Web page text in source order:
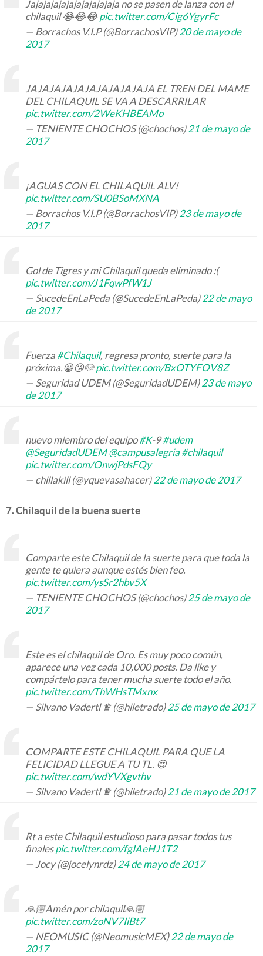
Jajajajajajajajajajajaja no se pasen de lanza con el
chilaquil 😂😂😂 pic.twitter.com/Cig6YgyrFc
— Borrachos V.I.P (@BorrachosVIP)20 de mayo de
2017
JAJAJAJAJAJAJAJAJAJAJA EL TREN DEL MAME
DEL CHILAQUIL SE VA A DESCARRILAR
pic.twitter.com/2WeKHBEAMo
— TENIENTE CHOCHOS (@chochos)21 de mayo de
2017
¡AGUAS CON EL CHILAQUIL ALV!
pic.twitter.com/SU0BSoMXNA
— Borrachos V.I.P (@BorrachosVIP)23 de mayo de
2017
Gol de Tigres y mi Chilaquil queda eliminado :(
pic.twitter.com/J1FqwPfW1J
— SucedeEnLaPeda (@SucedeEnLaPeda)22 de mayo
de 2017
Fuerza #Chilaquil, regresa pronto, suerte para la
próxima.😀😘🐶pic.twitter.com/BxOTYFOV8Z
— Seguridad UDEM (@SeguridadUDEM)23 de mayo
de 2017
nuevo miembro del equipo#K-9#udem
@SeguridadUDEM @campusalegria #chilaquil
pic.twitter.com/OnwjPdsFQy
— chillakill (@yquevasahacer)22 de mayo de 2017
7. Chilaquil de la buena suerte
Comparte este Chilaquil de la suerte para que toda la
gente te quiera aunque estés bien feo.
pic.twitter.com/ysSr2hbv5X
— TENIENTE CHOCHOS (@chochos)25 de mayo de
2017
Este es el chilaquil de Oro. Es muy poco común,
aparece una vez cada 10,000 posts. Da like y
compártelo para tener mucha suerte todo el año.
pic.twitter.com/ThWHsTMxnx
— Silvano Vadertl ♛ (@hiletrado)25 de mayo de 2017
COMPARTE ESTE CHILAQUIL PARA QUE LA
FELICIDAD LLEGUE A TU TL. 😍
pic.twitter.com/wdYVXgvthv
— Silvano Vadertl ♛ (@hiletrado)21 de mayo de 2017
Rt a este Chilaquil estudioso para pasar todos tus
finalespic.twitter.com/fgIAeHJ1T2
— Jocy (@jocelynrdz)24 de mayo de 2017
🙏🏻Amén por chilaquil🙏🏻
pic.twitter.com/zoNV7IiBt7
— NEOMUSIC (@NeomusicMEX)22 de mayo de
2017